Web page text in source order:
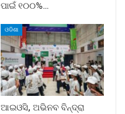
ପାଇଁ ୧୦୦%…
ଓଡିଶା
ଆଇଓସି, ଅଭିନବ ବିନ୍ଦ୍ରା